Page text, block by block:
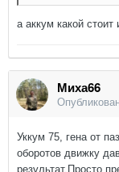
а аккум какой стоит
Миха66
Уккум 75, гена от
оборотов движку
результат.Просто